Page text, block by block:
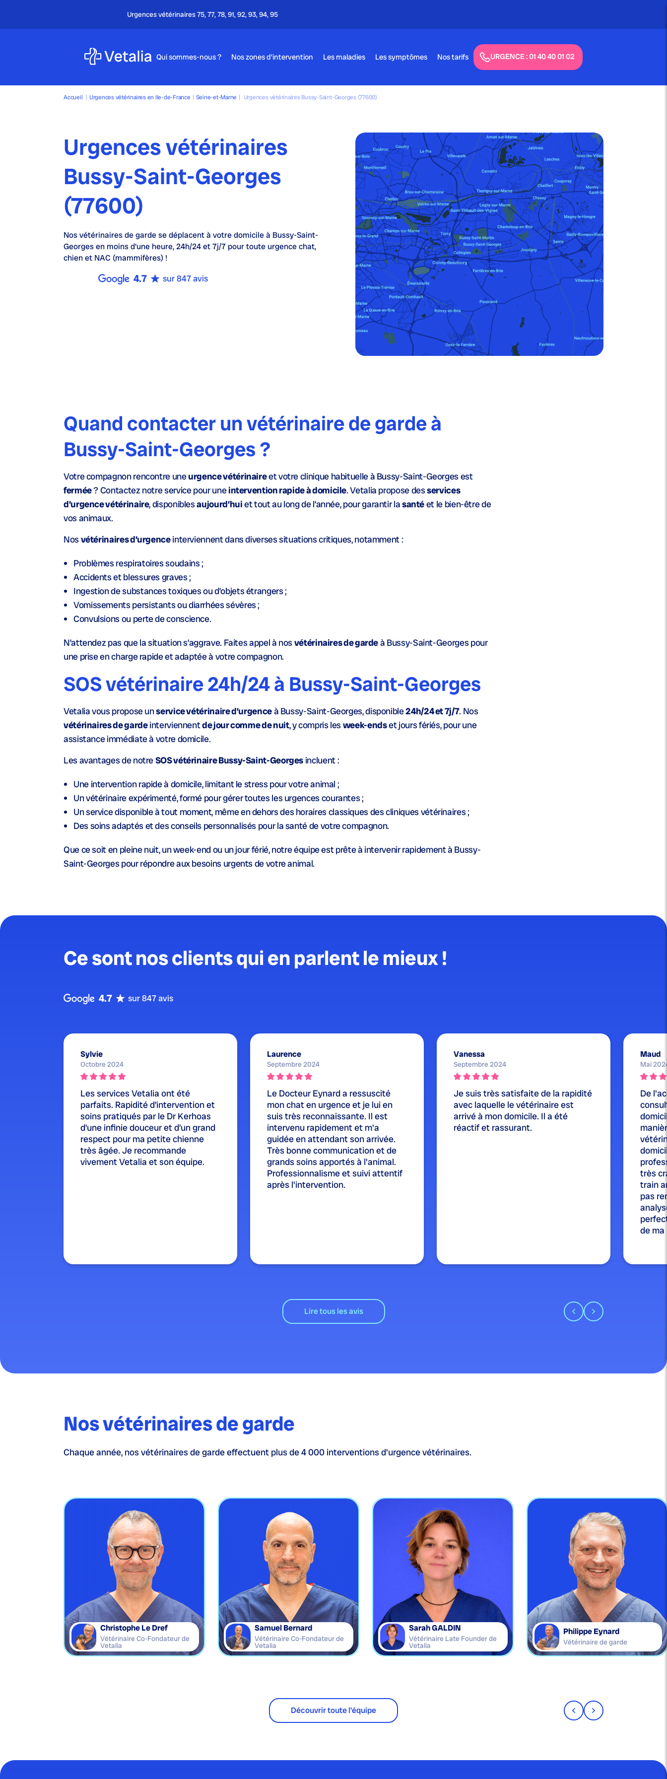
Qui sommes-nous ? Nos zones d’intervention Les maladies Les symptômes Nos tarifs URGENCE : 01 40 40 01 02
Accueil | Urgences vétérinaires en Ile-de-France | Seine-et-Marne | Urgences vétérinaires Bussy-Saint-Georges (77600)
Urgences vétérinaires
Bussy-Saint-Georges
(77600)
Nosvétérinaires de gardese déplacent à votre domicile à Bussy-Saint-
Georges en moins d'une heure,24h/24 et 7j/7 pour toute urgence chat,
chien et NAC (mammifères) !
4.7 sur 847 avis
Quand contacter un vétérinaire de garde à
Bussy-Saint-Georges ?
Votre compagnon rencontre uneurgence vétérinaireet votre clinique habituelle à Bussy-Saint-Georges est
fermée? Contactez notre service pour uneintervention rapide à domicile. Vetalia propose desservices
d’urgence vétérinaire, disponiblesaujourd’huiet tout au long de l’année, pour garantir lasantéet le bien-être de
vos animaux.
Nosvétérinaires d’urgenceinterviennent dans diverses situations critiques, notamment :
Problèmes respiratoires soudains ;
Accidents et blessures graves ;
Ingestion de substances toxiques ou d’objets étrangers ;
Vomissements persistants ou diarrhées sévères ;
Convulsions ou perte de conscience.
N’attendez pas que la situation s’aggrave. Faites appel à nosvétérinaires de gardeà Bussy-Saint-Georges pour
une prise en charge rapide et adaptée à votre compagnon.
SOS vétérinaire 24h/24 à Bussy-Saint-Georges
Vetalia vous propose unservice vétérinaire d’urgenceà Bussy-Saint-Georges, disponible24h/24 et 7j/7. Nos
vétérinaires de gardeinterviennentde jour comme de nuit, y compris lesweek-endset jours fériés, pour une
assistance immédiate à votre domicile.
Les avantages de notreSOS vétérinaire Bussy-Saint-Georges incluent :
Une intervention rapide à domicile, limitant le stress pour votre animal ;
Unvétérinaire expérimenté, formé pour gérer toutes les urgences courantes ;
Un service disponible à tout moment, même en dehors des horaires classiques des cliniques vétérinaires ;
Des soins adaptés et des conseils personnalisés pour lasantéde votre compagnon.
Que ce soit en pleine nuit, un week-end ou un jour férié, notre équipe est prête à intervenir rapidement à Bussy-
Saint-Georges pour répondre aux besoins urgents de votre animal.
Ce sont nos clients qui en parlent le mieux !
4.7 sur 847 avis
Sylvie
Octobre 2024
Les services Vetalia ont été
parfaits. Rapidité d’intervention et
soins pratiqués par le Dr Kerhoas
d’une infinie douceur et d’un grand
respect pour ma petite chienne
très âgée. Je recommande
vivement Vetalia et son équipe.
Laurence
Septembre 2024
Le Docteur Eynard a ressuscité
mon chat en urgence et je lui en
suis très reconnaissante. Il est
intervenu rapidement et m'a
guidée en attendant son arrivée.
Très bonne communication et de
grands soins apportés à l'animal.
Professionnalisme et suivi attentif
après l'intervention.
Vanessa
Septembre 2024
Je suis très satisfaite de la rapidité
avec laquelle le vétérinaire est
arrivé à mon domicile. Il a été
réactif et rassurant.
Maud
Mai
De
très
train
pas
de
Lire tous les avis
Nos vétérinaires de garde
Chaque année, nos vétérinaires de garde effectuent plus de 4 000 interventions d'urgence vétérinaires.
Christophe Le Dref
Vétérinaire Co-Fondateur de
Vetalia
Samuel Bernard
Vétérinaire Co-Fondateur de
Vetalia
Sarah GALDIN
Vétérinaire Late Founder de
Vetalia
Philippe Eynard
Vétérinaire de garde
Découvrir toute l'équipe